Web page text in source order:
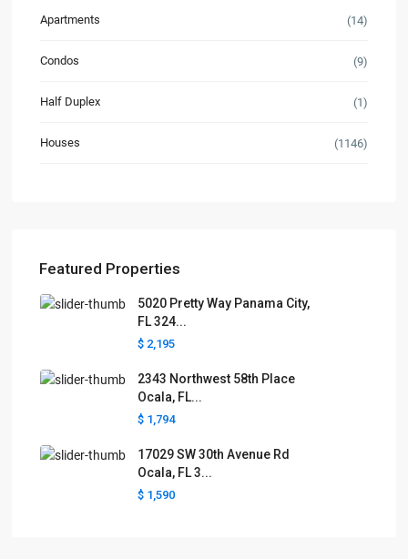
Apartments (14)
Condos (9)
Half Duplex (1)
Houses (1146)
Featured Properties
5020 Pretty Way Panama City,
FL 324...
$ 2,195
2343 Northwest 58th Place
Ocala, FL...
$ 1,794
17029 SW 30th Avenue Rd
Ocala, FL 3...
$ 1,590